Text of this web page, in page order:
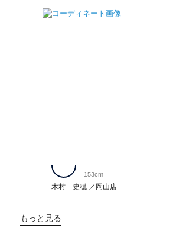
木村 史穏 岡山店
153cm
もっと見る